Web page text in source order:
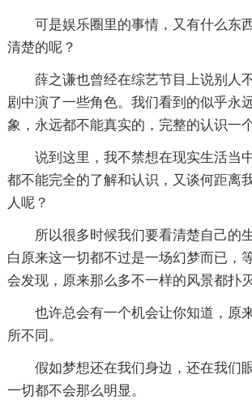
可是娱乐圈里的事情，又有什么东
清楚的呢？
薛之谦也曾经在综艺节目上说别人
剧中演了一些角色。我们看到的似乎永
象，永远都不能真实的，完整的认识一个
说到这里，我不禁想在现实生活当
都不能完全的了解和认识，又谈何距离
人呢？
所以很多时候我们要看清楚自己的
白原来这一切都不过是一场幻梦而已，
会发现，原来那么多不一样的风景都扑灭
也许总会有一个机会让你知道，原
所不同。
假如梦想还在我们身边，还在我们
一切都不会那么明显。